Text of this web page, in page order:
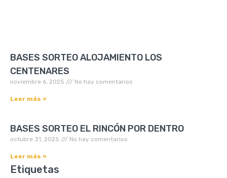
BASES SORTEO ALOJAMIENTO LOS
CENTENARES
noviembre 6, 2025 No hay comentarios
Leer más »
BASES SORTEO EL RINCÓN POR DENTRO
octubre 31, 2025 No hay comentarios
Leer más »
Etiquetas